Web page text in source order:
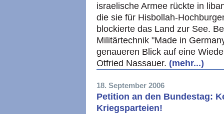
israelische Armee rückte in
die sie für Hisbollah-
blockierte das Land zur See.
Militärtechnik "Made in
genaueren Blick auf eine
Otfried Nassauer. (mehr...)
18. September 2006
Petition an den Bundestag:
Kriegsparteien!